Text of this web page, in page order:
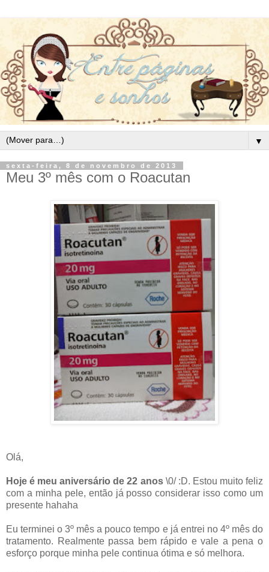
▼
sexta-feira, 8 de novembro de 2013
Meu 3º mês com o Roacutan
Olá,
Hoje é meu aniversário de 22 anos\0/ :D. Estou muito feliz
com a minha pele, então já posso considerar isso como um
presente hahaha
Eu terminei o 3º mês a pouco tempo e já entrei no 4º mês do
tratamento. Realmente passa bem rápido e vale a pena o
esforço porque minha pele continua ótima e só melhora.